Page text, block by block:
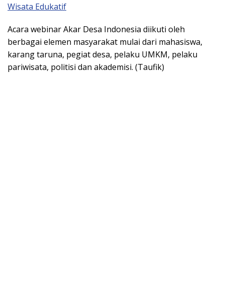
Wisata Edukatif
Acara webinar Akar Desa Indonesia diikuti oleh
berbagai elemen masyarakat mulai dari mahasiswa,
karang taruna, pegiat desa, pelaku UMKM, pelaku
pariwisata, politisi dan akademisi. (Taufik)